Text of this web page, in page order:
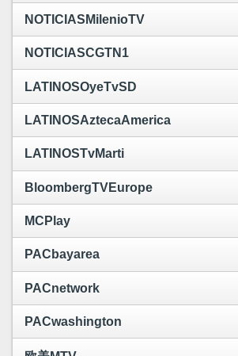
NOTICIASMilenioTV
NOTICIASCGTN1
LATINOSOyeTvSD
LATINOSAztecaAmerica
LATINOSTvMarti
BloombergTVEurope
MCPlay
PACbayarea
PACnetwork
PACwashington